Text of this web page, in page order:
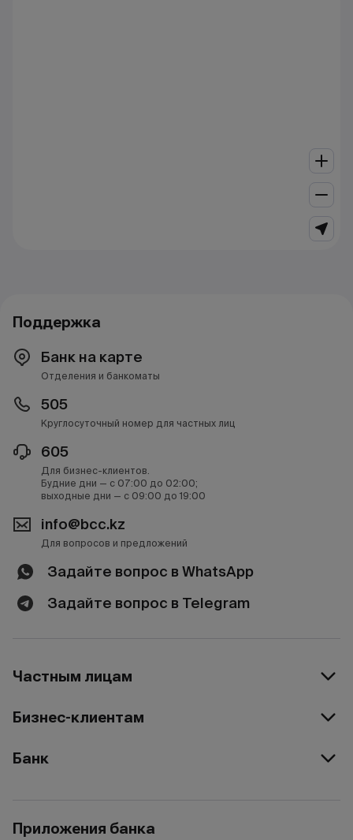
Поддержка
Банк на карте
Отделения и банкоматы
505
Круглосуточный номер для частных лиц
605
Для бизнес-клиентов.
Будние дни — с 07:00 до 02:00;
выходные дни — с 09:00 до 19:00
info@bcc.kz
Для вопросов и предложений
Задайте вопрос в WhatsApp
Задайте вопрос в Telegram
Частным лицам
Бизнес-клиентам
Банк
Приложения банка